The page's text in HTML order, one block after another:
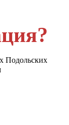
Подольских